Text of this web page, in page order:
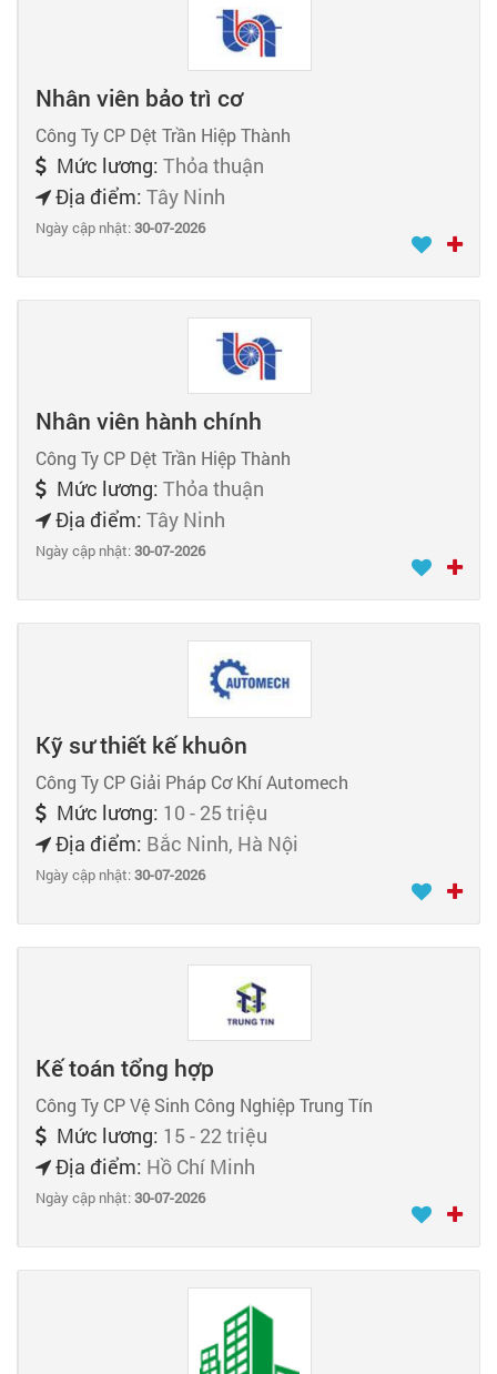
Nhân viên bảo trì cơ
Công Ty CP Dệt Trần Hiệp Thành
Mức lương: Thỏa thuận
Địa điểm: Tây Ninh
Ngày cập nhật:30-07-2026
Nhân viên hành chính
Công Ty CP Dệt Trần Hiệp Thành
Mức lương: Thỏa thuận
Địa điểm: Tây Ninh
Ngày cập nhật:30-07-2026
Kỹ sư thiết kế khuôn
Công Ty CP Giải Pháp Cơ Khí Automech
Mức lương: 10 - 25 triệu
Địa điểm: Bắc Ninh, Hà Nội
Ngày cập nhật:30-07-2026
Kế toán tổng hợp
Công Ty CP Vệ Sinh Công Nghiệp Trung Tín
Mức lương: 15 - 22 triệu
Địa điểm: Hồ Chí Minh
Ngày cập nhật:30-07-2026